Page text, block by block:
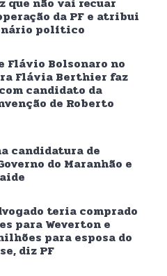
da PF e atribui
político
Flávio Bolsonaro no
Flávia Berthier faz
candidato da
de Roberto
candidatura de
do Maranhão e
teria comprado
para Weverton e
para esposa do
diz PF